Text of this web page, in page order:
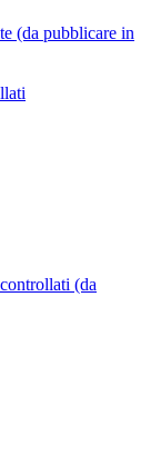
(da pubblicare in
(da